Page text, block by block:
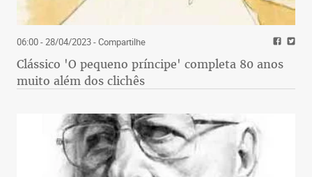
06:00 - 28/04/2023- Compartilhe
Clássico 'O pequeno príncipe' completa 80 anos
muito além dos clichês